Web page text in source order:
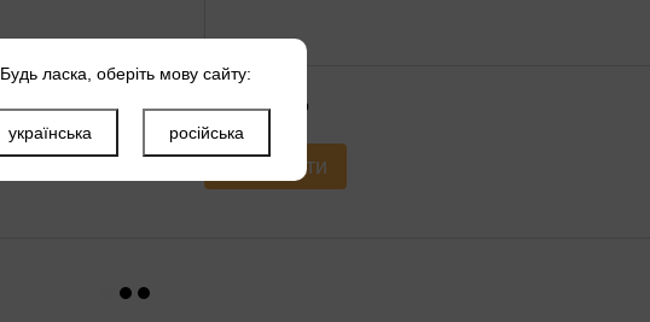
Оцініть товар
Надіслати
Будь ласка, оберіть мову сайту:
українська російська